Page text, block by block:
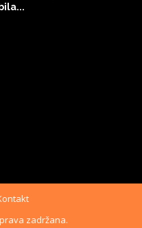
prava zadržana.